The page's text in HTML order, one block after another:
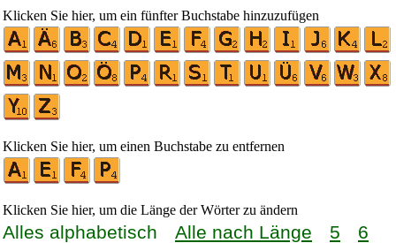
Klicken Sie hier, um ein fünfter Buchstabe hinzuzufügen
Klicken Sie hier, um einen Buchstabe zu entfernen
Klicken Sie hier, um die Länge der Wörter zu ändern
Alles alphabetisch Alle nach Länge 5
6